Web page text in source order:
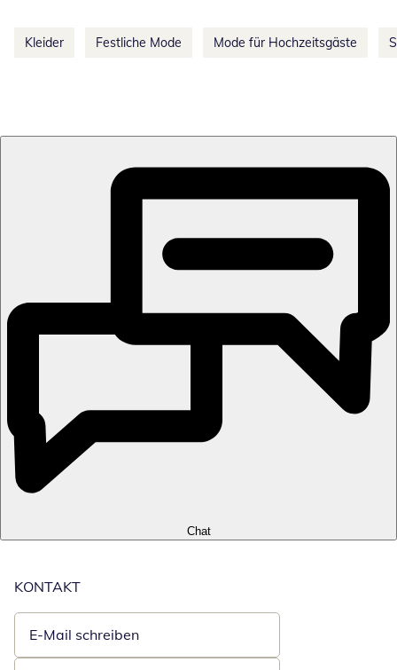
Kleider Festliche Mode Mode für Hochzeitsgäste
Chat
KONTAKT
E-Mail schreiben
Öffnet E-Mail-Client